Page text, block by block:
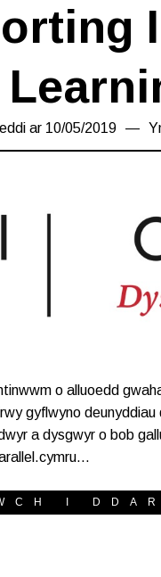
ar 10/05/201910/05/
o alluoedd
gyflwyno
a dysgwyr o bob
I